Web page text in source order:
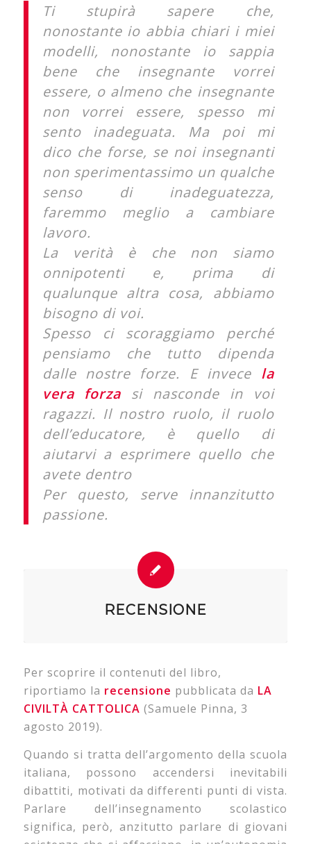
Ti stupirà sapere che,
nonostante io abbia chiari i miei
modelli, nonostante io sappia
bene che insegnante vorrei
essere, o almeno che insegnante
non vorrei essere, spesso mi
sento inadeguata. Ma poi mi
dico che forse, se noi insegnanti
non sperimentassimo un qualche
senso di inadeguatezza,
faremmo meglio a cambiare
lavoro.
La verità è che non siamo
onnipotenti e, prima di
qualunque altra cosa, abbiamo
bisogno di voi.
Spesso ci scoraggiamo perché
pensiamo che tutto dipenda
dalle nostre forze. E invece la
vera forza si nasconde in voi
ragazzi. Il nostro ruolo, il ruolo
dell’educatore, è quello di
aiutarvi a esprimere quello che
avete dentro
Per questo, serve innanzitutto
passione.
RECENSIONE
Per scoprire il contenuti del libro,
riportiamo la recensione pubblicata da LA
CIVILTÀ CATTOLICA (Samuele Pinna, 3
agosto 2019).
Quando si tratta dell’argomento della scuola
italiana, possono accendersi inevitabili
dibattiti, motivati da differenti punti di vista.
Parlare dell’insegnamento scolastico
significa, però, anzitutto parlare di giovani